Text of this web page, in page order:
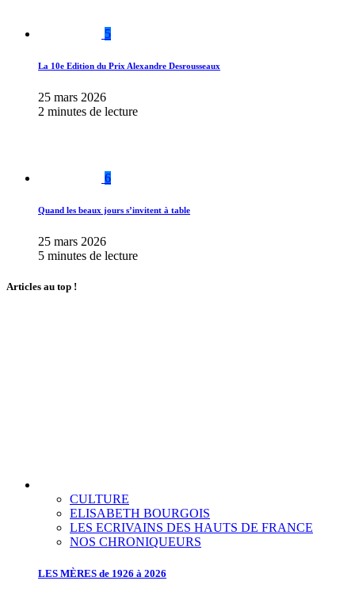
5
La 10e Edition du Prix Alexandre Desrousseaux
25 mars 2026
2 minutes de lecture
6
Quand les beaux jours s’invitent à table
25 mars 2026
5 minutes de lecture
Articles au top !
CULTURE
ELISABETH BOURGOIS
LES ECRIVAINS DES HAUTS DE FRANCE
NOS CHRONIQUEURS
LES MÈRES de 1926 à 2026